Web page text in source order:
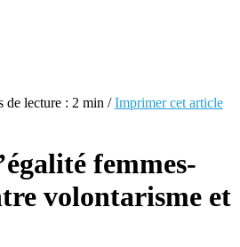
de lecture : 2 min /Imprimer cet article
femmes-
volontarisme et